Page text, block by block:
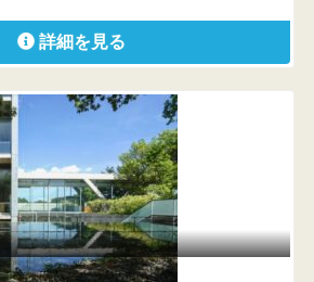
詳細を見る